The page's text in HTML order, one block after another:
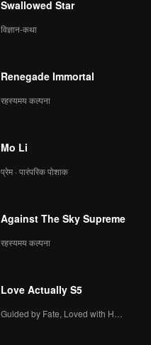
Swallowed Star
विज्ञान-कथा
Renegade Immortal
रहस्यमय कल्पना
Mo Li
प्रेम · पारंपरिक पोशाक
Against The Sky Supreme
रहस्यमय कल्पना
Love Actually S5